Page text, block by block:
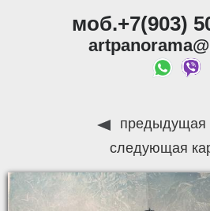
моб.+7(903)
предыдущая
следующая